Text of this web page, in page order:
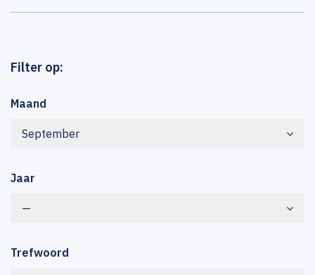
Filter op:
Maand
September
Jaar
—
Trefwoord